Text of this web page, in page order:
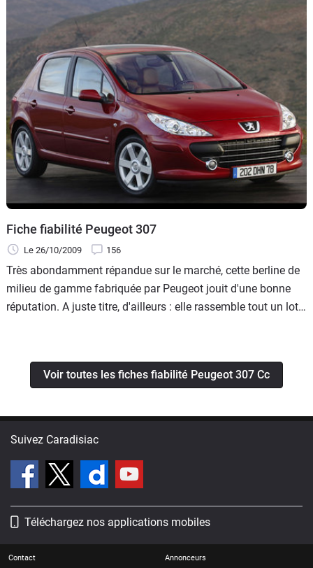
Fiche fiabilité Peugeot 307
Le 26/10/2009 156
Très abondamment répandue sur le marché, cette berline de
milieu de gamme fabriquée par Peugeot jouit d'une bonne
réputation. A juste titre, d'ailleurs : elle rassemble tout un lot
reprochés. A ceci près toutefois que les premières séries, qui
inauguraient bon nombre d'équipements électroniques en
d'aléas et de caprices bizarres. Le tir a été progressivement
rectifié.
Voir toutes les fiches fiabilité Peugeot 307 Cc
Suivez Caradisiac
Téléchargez nos applications mobiles
Contact Annonceurs